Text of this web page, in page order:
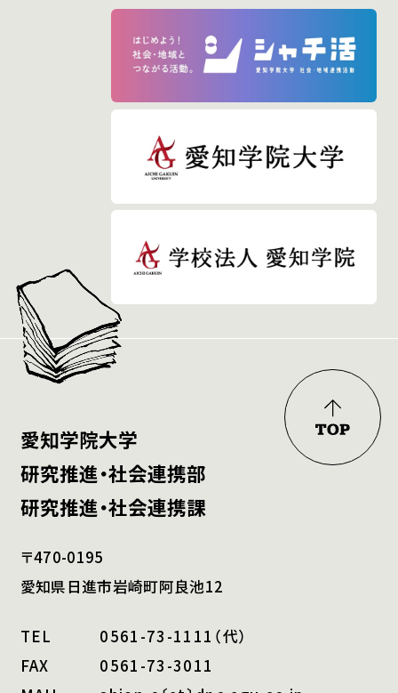
愛知学院大学
研究推進・社会連携部
研究推進・社会連携課
〒470-0195
愛知県日進市岩崎町阿良池12
TEL
0561-73-1111（代）
FAX
0561-73-3011